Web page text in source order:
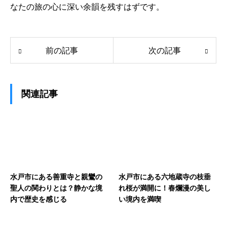
なたの旅の心に深い余韻を残すはずです。
前の記事 次の記事
関連記事
水戸市にある善重寺と親鸞の
聖人の関わりとは？静かな境
内で歴史を感じる
水戸市にある六地蔵寺の枝垂
れ桜が満開に！春爛漫の美し
い境内を満喫